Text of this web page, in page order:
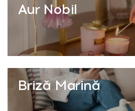
Aur Nobil
Briză Marină